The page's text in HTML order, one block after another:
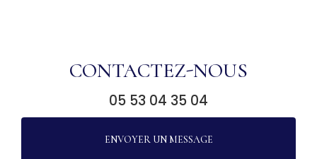
CONTACTEZ-NOUS
05 53 04 35 04
ENVOYER UN MESSAGE